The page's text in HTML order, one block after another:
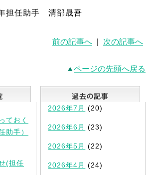
担任助手 清部晟吾
前の記事へ 次の記事へ
ページの先頭へ戻る
最新記事一覧
ておく
助手）
(担任
2026年7月 (20)
2026年6月 (23)
2026年5月 (22)
2026年4月 (24)